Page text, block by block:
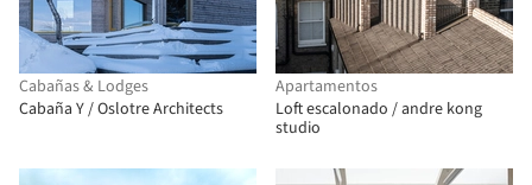
Cabañas & Lodges
Cabaña Y / Oslotre Architects
Apartamentos
Loft escalonado / andre kong
studio